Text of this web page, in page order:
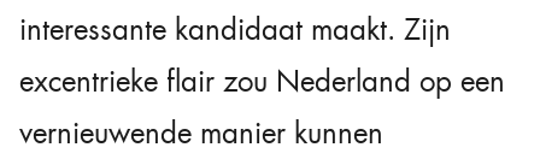
interessante kandidaat maakt. Zijn
excentrieke flair zou Nederland op een
vernieuwende manier kunnen